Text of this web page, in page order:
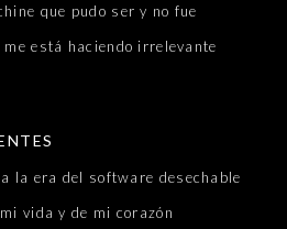
que pudo ser y no fue
está haciendo irrelevante
la era del software desechable
vida y de mi corazón